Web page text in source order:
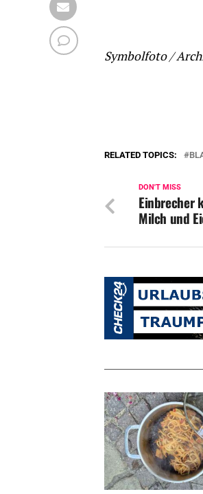
Symbolfoto /
RELATED TOPICS:
DON'T MISS
Einbrecher
Milch und